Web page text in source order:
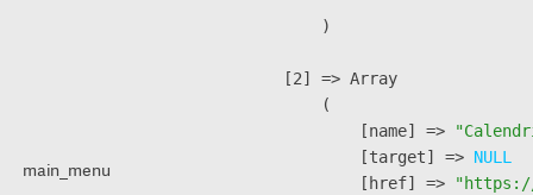
main_menu
        )
    [2] => Array
        (
            [name] =>
            [target] =>
NULL
            [href] =>